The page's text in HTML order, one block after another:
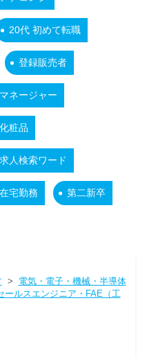
20代 初めて転職
登録販売者
ネージャー
化粧品
人検索ワード
宅勤務 第二新卒
> 電気・電子・機械・半導体
ールスエンジニア・FAE（工